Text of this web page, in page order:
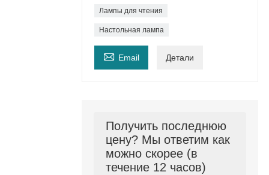
Лампы для чтения
Настольная лампа
 Email Детали
Получить последнюю
цену? Мы ответим как
можно скорее (в
течение 12 часов)